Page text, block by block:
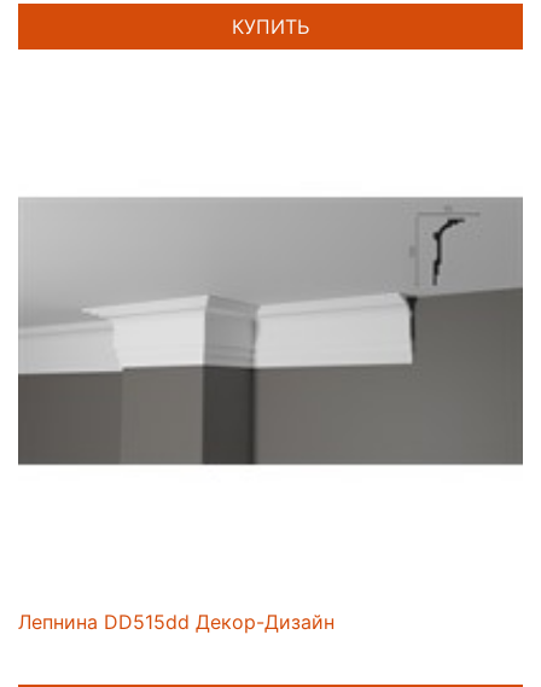
КУПИТЬ
Лепнина DD515dd Декор-Дизайн